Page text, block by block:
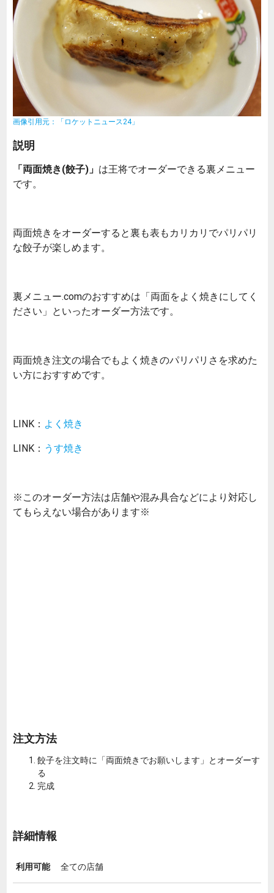
画像引用元：「ロケットニュース24」
説明
「両面焼き(餃子)」 は王将でオーダーできる裏メニュー
です。
両面焼きをオーダーすると裏も表もカリカリでパリパリ
な餃子が楽しめます。
裏メニュー.comのおすすめは「両面をよく焼きにしてく
ださい」といったオーダー方法です。
両面焼き注文の場合でもよく焼きのパリパリさを求めた
い方におすすめです。
LINK： よく焼き
LINK： うす焼き
※このオーダー方法は店舗や混み具合などにより対応し
てもらえない場合があります※
注文方法
餃子を注文時に「両面焼きでお願いします」とオーダーす
る
完成
詳細情報
利用可能 全ての店舗